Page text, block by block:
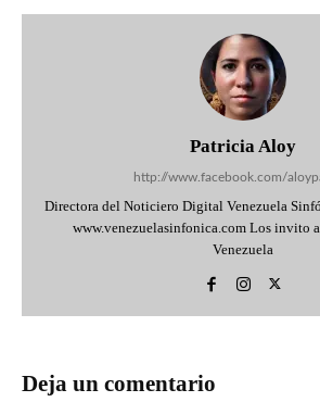
Patricia Aloy
http://www.facebook.com/
Directora del Noticiero Digital Venezuela
www.venezuelasinfonica.com Los invito a
Venezuela
Deja un comentario